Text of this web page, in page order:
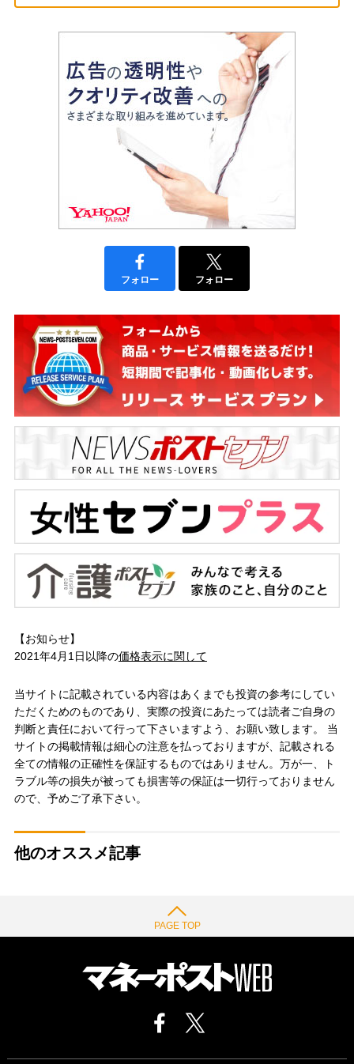
フォロー フォロー
【お知らせ】
2021年4月1日以降の価格表示に関して
当サイトに記載されている内容はあくまでも投資の参考にしてい
ただくためのものであり、実際の投資にあたっては読者ご自身の
判断と責任において行って下さいますよう、お願い致します。 当
サイトの掲載情報は細心の注意を払っておりますが、記載される
全ての情報の正確性を保証するものではありません。万が一、ト
ラブル等の損失が被っても損害等の保証は一切行っておりません
ので、予めご了承下さい。
他のオススメ記事
PAGE TOP